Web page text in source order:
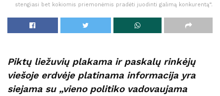
stengiasi bet kokiomis priemonėmis pradėti juodinti galimą konkurentą“.
Piktų liežuvių plakama ir paskalų rinkėjų
viešoje erdvėje platinama informacija yra
siejama su „vieno politiko vadovaujama